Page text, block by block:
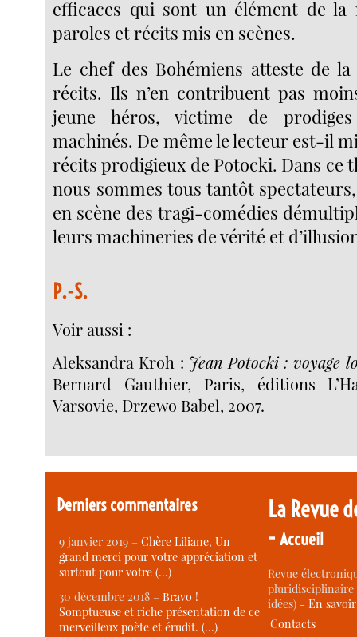
efficaces qui sont un élément de la
paroles et récits mis en scènes.
Le chef des Bohémiens atteste de
récits. Ils n’en contribuent pas
jeune héros, victime de prodiges
machinés. De même le lecteur est-il
récits prodigieux de Potocki. Dans ce
nous sommes tous tantôt
en scène des tragi-comédies
leurs machineries de vérité et
P.-S.
Voir aussi :
Aleksandra Kroh : Jean Potocki : voyage
Bernard Gauthier, Paris, éditions
Varsovie, Drzewo Babel, 2007.
Derniers commentaires
9 janvier 2019 –Chère Liliane, Un
grand merci pour votre appréciation et
surtout pour votre (…)
30 décembre 2018 –Bravo !
Somptueuse et riche présentation de ce
merveilleux poète et érudit. (…)
La Revue
-Accueil
Revue
idées) -En
Contacts